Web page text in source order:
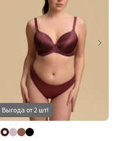
Выгода от 2 шт!